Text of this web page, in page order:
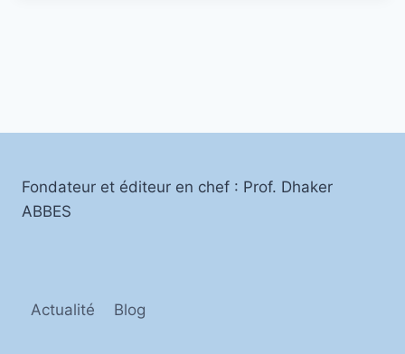
Fondateur et éditeur en chef : Prof. Dhaker
ABBES
Actualité Blog